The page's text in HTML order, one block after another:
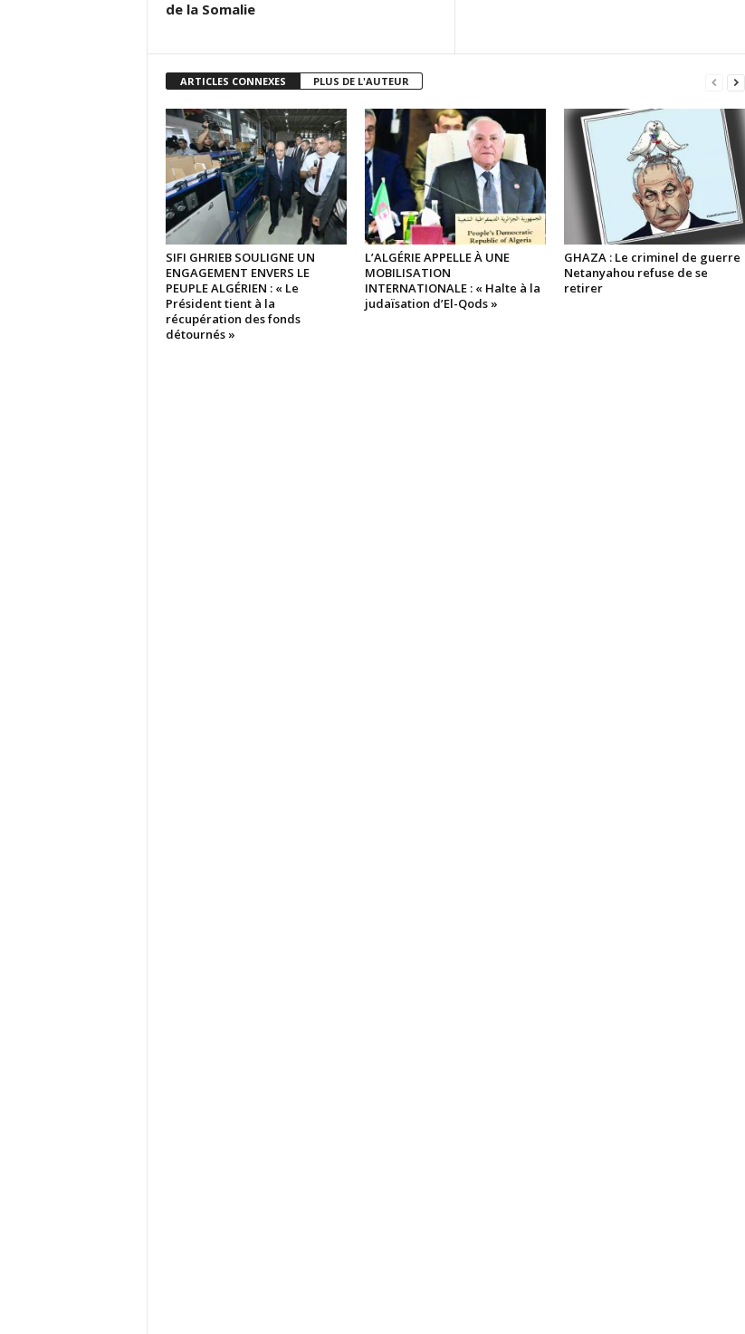
de la Somalie
ARTICLES CONNEXES PLUS DE L'AUTEUR
SIFI GHRIEB SOULIGNE UN
ENGAGEMENT ENVERS LE
PEUPLE ALGÉRIEN : « Le
Président tient à la
récupération des fonds
détournés »
L’ALGÉRIE APPELLE À UNE
MOBILISATION
INTERNATIONALE : « Halte à la
judaïsation d’El-Qods »
GHAZA : Le criminel de guerre
Netanyahou refuse de se
retirer